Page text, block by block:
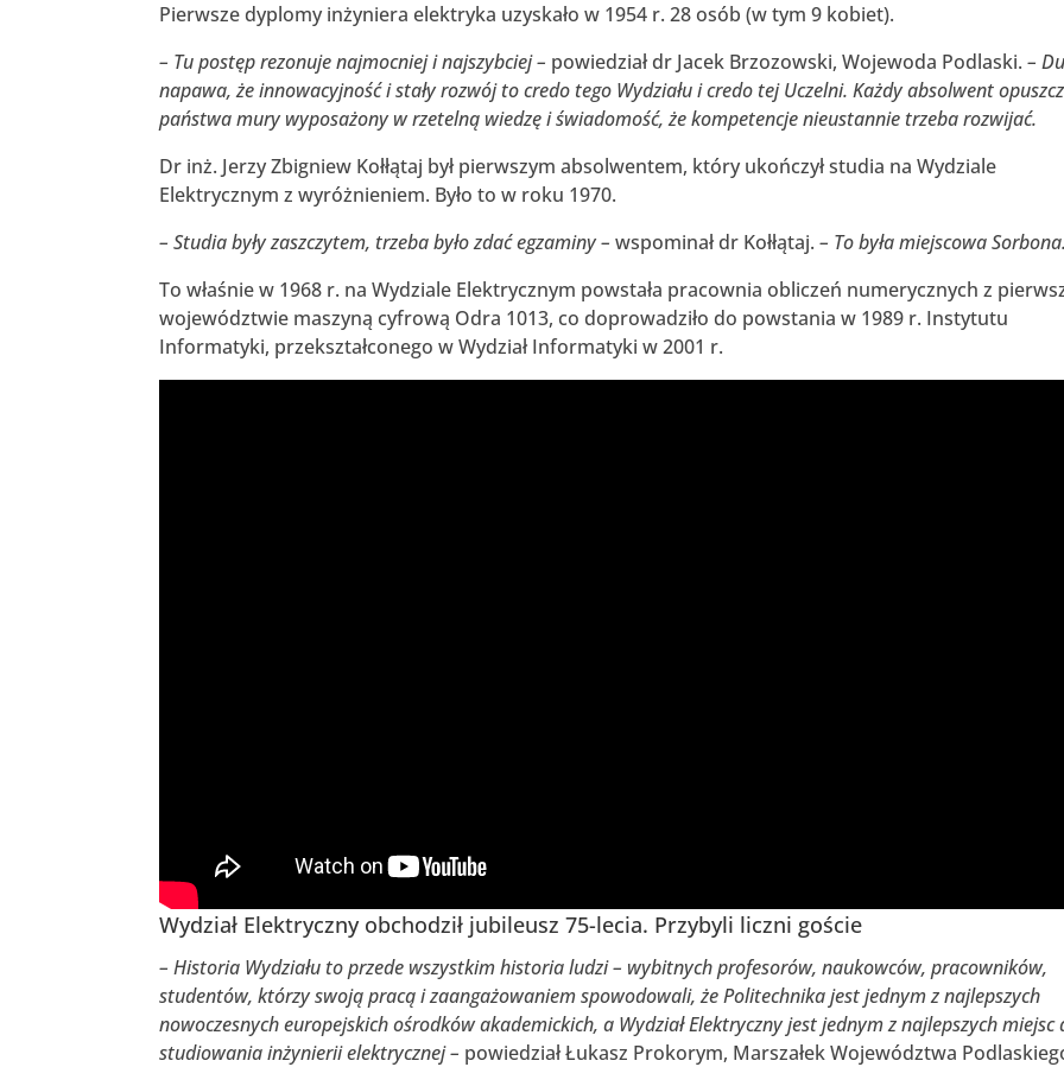
Pierwsze dyplomy inżyniera elektryka uzyskało w 1954 r. 28 osób (w tym 9 kobiet).
– Tu postęp rezonuje najmocniej i najszybciej – powiedział dr Jacek Brzozowski, Wojewoda Podlaski.–
napawa, że innowacyjność i stały rozwój to credo tego Wydziału i credo tej Uczelni. Każdy absolwent
państwa mury wyposażony w rzetelną wiedzę i świadomość, że kompetencje nieustannie trzeba rozwijać.
Dr inż. Jerzy Zbigniew Kołłątaj był pierwszym absolwentem, który ukończył studia na Wydziale
Elektrycznym z wyróżnieniem. Było to w roku 1970.
– Studia były zaszczytem, trzeba było zdać egzaminy – wspominał dr Kołłątaj.– To była miejscowa
To właśnie w 1968 r. na Wydziale Elektrycznym powstała pracownia obliczeń numerycznych z
województwie maszyną cyfrową Odra 1013, co doprowadziło do powstania w 1989 r. Instytutu
Informatyki, przekształconego w Wydział Informatyki w 2001 r.
Wydział Elektryczny obchodził jubileusz 75-lecia. Przybyli liczni goście
– Historia Wydziału to przede wszystkim historia ludzi – wybitnych profesorów, naukowców, pracowników,
studentów, którzy swoją pracą i zaangażowaniem spowodowali, że Politechnika jest jednym z najlepszych
nowoczesnych europejskich ośrodków akademickich, a Wydział Elektryczny jest jednym z najlepszych miejsc
studiowania inżynierii elektrycznej – powiedział Łukasz Prokorym, Marszałek Województwa